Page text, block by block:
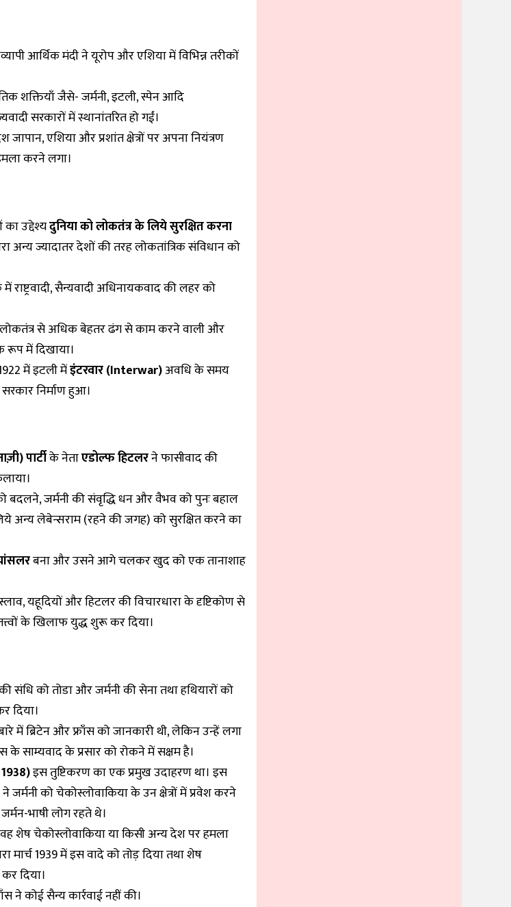
आर्थिक मंदी ने यूरोप और एशिया में विभिन्न तरीकों
शक्तियाँ जैसे- जर्मनी, इटली, स्पेन आदि
सरकारों में स्थानांतरित हो गईं।
एशिया और प्रशांत क्षेत्रों पर अपना नियंत्रण
करने लगा।
उद्देश्यदुनिया को लोकतंत्र के लिये सुरक्षित करना
अन्य ज्यादातर देशों की तरह लोकतांत्रिक संविधान को
सैन्यवादी अधिनायकवाद की लहर को
लोकतंत्र से अधिक बेहतर ढंग से काम करने वाली और
रूप में दिखाया।
1922 में इटली मेंइंटरवार (Interwar)अवधि के समय
निर्माण हुआ।
पार्टीके नेताएडोल्फ हिटलरने फासीवाद की
बदलने, जर्मनी की संवृद्धि धन और वैभव को पुनः बहाल
अन्य लेबेन्सराम (रहने की जगह) को सुरक्षित करने का
बना और उसने आगे चलकर खुद को एक तानाशाह
यहूदियों और हिटलर की विचारधारा के दृष्टिकोण से
के खिलाफ युद्ध शुरू कर दिया।
को तोडा और जर्मनी की सेना तथा हथियारों को
दिया।
में ब्रिटेन और फ्राँस को जानकारी थी, लेकिन उन्हें लगा
साम्यवाद के प्रसार को रोकने में सक्षम है।
इस तुष्टिकरण का एक प्रमुख उदाहरण था। इस
जर्मनी को चेकोस्लोवाकिया के उन क्षेत्रों में प्रवेश करने
भाषी लोग रहते थे।
वह शेष चेकोस्लोवाकिया या किसी अन्य देश पर हमला
मार्च 1939 में इस वादे को तोड़ दिया तथा शेष
दिया।
ने कोई सैन्य कार्रवाई नहीं की।